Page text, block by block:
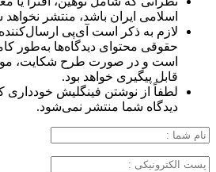
اسلامی ایران باشد، منتشر
لازم به ذکر است آی‌پی
حقوقی محتوای دیدگاه‌ها به‌طور
است و در صورت طرح شکایت،
قابل پیگیری خواهد بود.
لطفاً از نوشتن فینگلیش خودداری
دیدگاه شما منتشر نمی‌شود.